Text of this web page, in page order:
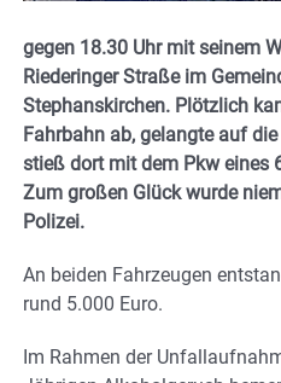
gegen 18.30 Uhr mit seinem
Riederinger Straße im
Stephanskirchen. Plötzlich
Fahrbahn ab, gelangte auf
stieß dort mit dem Pkw eines
Zum großen Glück wurde
Polizei.
An beiden Fahrzeugen
rund 5.000 Euro.
Im Rahmen der